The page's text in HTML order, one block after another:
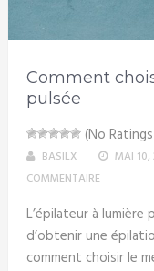
Comment
pulsée
(No
BASILX MAI 10,
COMMENTAIRE
L’épilateur à
d’obtenir une
comment choisir le